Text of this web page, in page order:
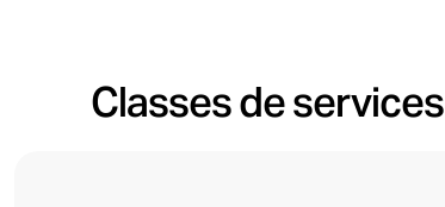
Classes de services